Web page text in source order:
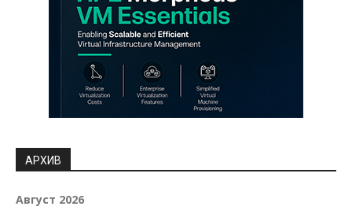
АРХИВ
Август 2026